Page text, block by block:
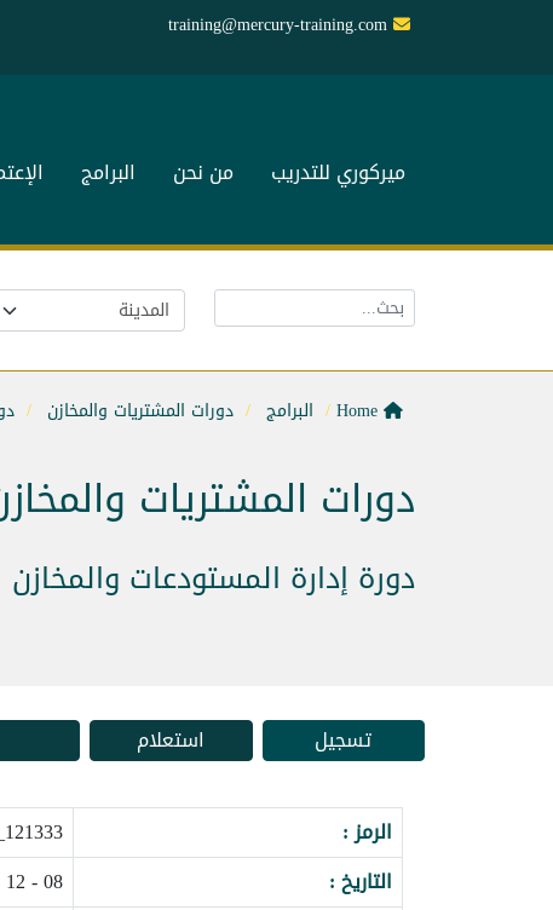
training@mercury-training.com
ميركوري للتدريب من نحن البرامج
البرامج دورات المشتريات والمخازن
دورات المشتريات
دورة إدارة المستودعات والمخازن
تسجيل استعلام
الرمز :
121333_177823
التاريخ :
08 - 12 نوفمبر 2026